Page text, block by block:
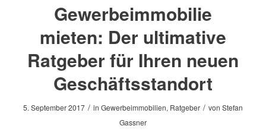
Gewerbeimmobilie
mieten: Der ultimative
Ratgeber für Ihren neuen
Geschäftsstandort
5. September 2017 / in Gewerbeimmobilien, Ratgeber / von Stefan
Gassner